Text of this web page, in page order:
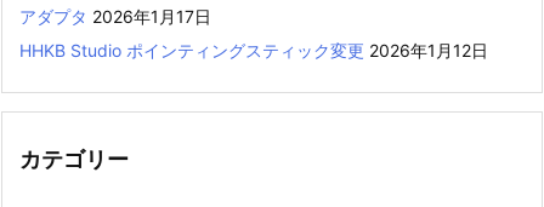
アダプタ 2026年1月17日
HHKB Studio ポインティングスティック変更 2026年1月12日
カテゴリー